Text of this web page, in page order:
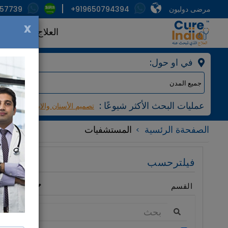
مرضى دوليون +919650794394
العلاج
: عمليات البحث الأكثر شيوعًا تصميم الأسنان والابتسامة
الصفحةة الرئسية المستشفيات
فيلترحسب
القسم
x